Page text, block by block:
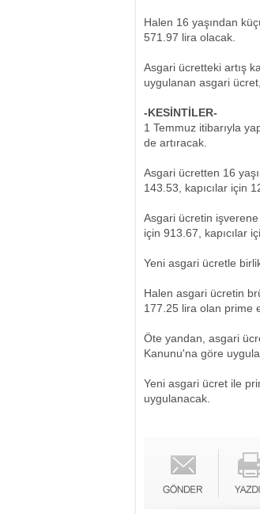
Halen 16 yaşından
571.97 lira olacak.
Asgari ücretteki artış
uygulanan asgari
-KESİNTİLER-
1 Temmuz itibarıyla
de artıracak.
Asgari ücretten 16
143.53, kapıcılar için
Asgari ücretin
için 913.67, kapıcılar
Yeni asgari ücretle
Halen asgari ücretin
177.25 lira olan prime
Öte yandan, asgari
Kanunu'na göre
Yeni asgari ücret ile
uygulanacak.